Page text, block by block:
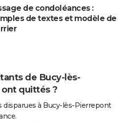
de condoléances :
de textes et modèle de
de Bucy-lès-
quittés ?
à Bucy-lès-Pierrepont